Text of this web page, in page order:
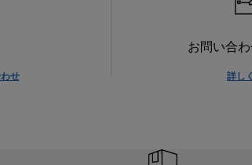
せ
お問い合
詳し